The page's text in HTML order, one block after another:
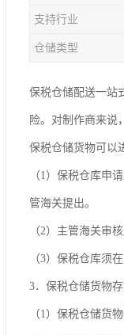
支持行业
仓储类型
保税仓储配送一站
险。对制作商来说
保税仓储货物可以
（1）保税仓库申
管海关提出。
（2）主管海关审
（3）保税仓库须
3．保税仓储货物
（1）保税仓储货